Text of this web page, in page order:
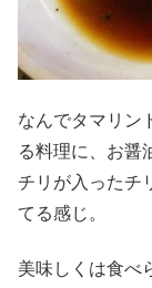
なんでタマリン
る料理に、お醤
チリが入ったチ
てる感じ。
美味しくは食べ